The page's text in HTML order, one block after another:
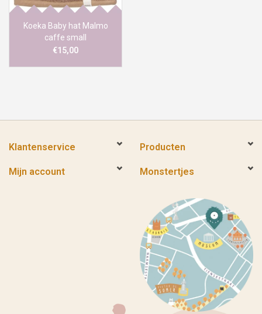
Koeka Baby hat Malmo
caffe small
€15,00
Klantenservice Producten
Mijn account Monstertjes